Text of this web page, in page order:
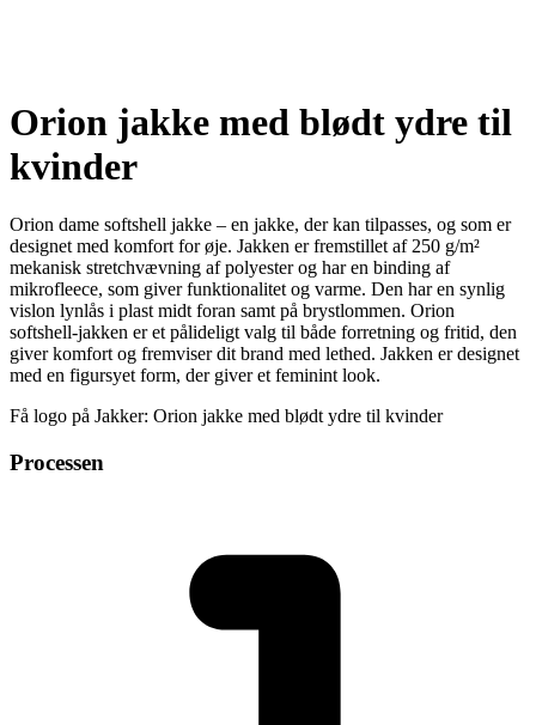
Orion jakke med blødt ydre til
kvinder
Orion dame softshell jakke – en jakke, der kan tilpasses, og som er
designet med komfort for øje. Jakken er fremstillet af 250 g/m²
mekanisk stretchvævning af polyester og har en binding af
mikrofleece, som giver funktionalitet og varme. Den har en synlig
vislon lynlås i plast midt foran samt på brystlommen. Orion
softshell-jakken er et pålideligt valg til både forretning og fritid, den
giver komfort og fremviser dit brand med lethed. Jakken er designet
med en figursyet form, der giver et feminint look.
Få logo på Jakker: Orion jakke med blødt ydre til kvinder
Processen